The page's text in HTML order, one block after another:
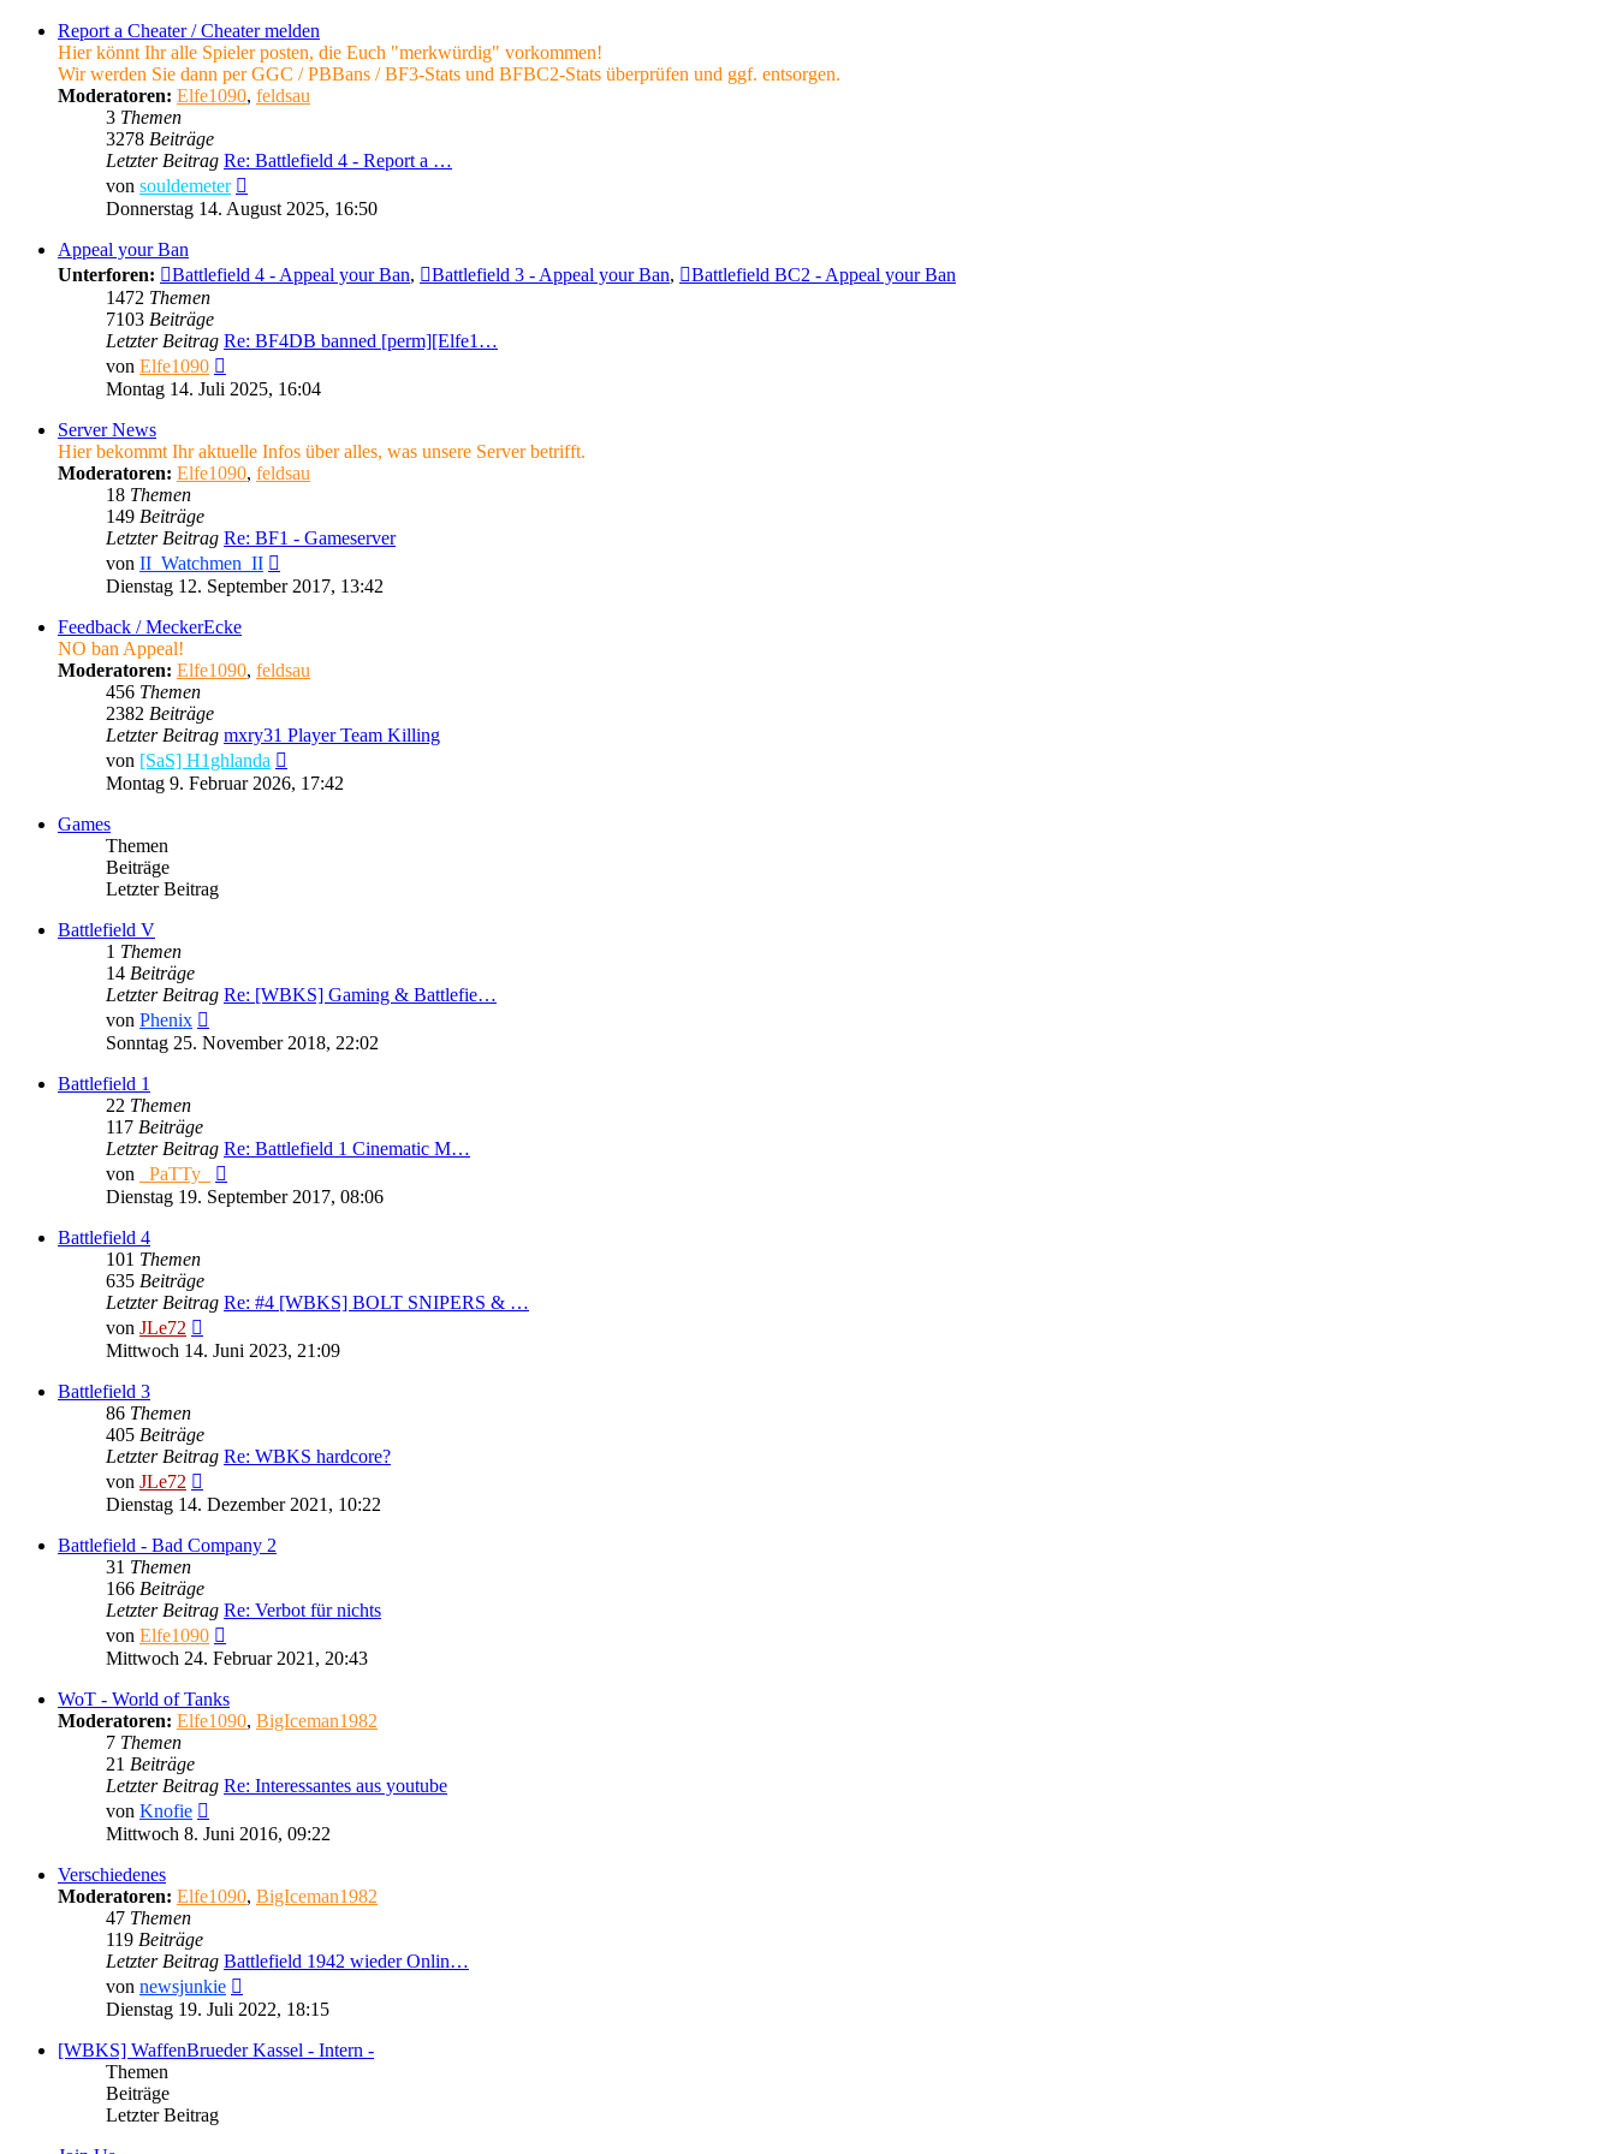
Report a Cheater / Cheater melden
Hier könnt Ihr alle Spieler posten, die Euch "merkwürdig" vorkommen!
Wir werden Sie dann per GGC / PBBans / BF3-Stats und BFBC2-Stats überprüfen und ggf. entsorgen.
Moderatoren: Elfe1090, feldsau
3 Themen
3278 Beiträge
Letzter Beitrag Re: Battlefield 4 - Report a …
von souldemeter
Beitrag
Donnerstag 14. August 2025, 16:50
Appeal your Ban
Unterforen:
Battlefield 4 - Appeal your Ban, Battlefield 3 - Appeal your Ban,
Battlefield BC2 - Appeal your Ban
1472 Themen
7103 Beiträge
Letzter Beitrag Re: BF4DB banned [perm][Elfe1…
von Elfe1090
Beitrag
Montag 14. Juli 2025, 16:04
Server News
Hier bekommt Ihr aktuelle Infos über alles, was unsere Server betrifft.
Moderatoren: Elfe1090, feldsau
18 Themen
149 Beiträge
Letzter Beitrag Re: BF1 - Gameserver
von II_Watchmen_II
Beitrag
Dienstag 12. September 2017, 13:42
Feedback / MeckerEcke
NO ban Appeal!
Moderatoren: Elfe1090, feldsau
456 Themen
2382 Beiträge
Letzter Beitrag mxry31 Player Team Killing
von [SaS] H1ghlanda
Beitrag
Montag 9. Februar 2026, 17:42
Games
Themen
Beiträge
Letzter Beitrag
Battlefield V
1 Themen
14 Beiträge
Letzter Beitrag Re: [WBKS] Gaming & Battlefie…
von Phenix
Beitrag
Sonntag 25. November 2018, 22:02
Battlefield 1
22 Themen
117 Beiträge
Letzter Beitrag Re: Battlefield 1 Cinematic M…
von
_PaTTy_
Beitrag
Dienstag 19. September 2017, 08:06
Battlefield 4
101 Themen
635 Beiträge
Letzter Beitrag Re: #4 [WBKS] BOLT SNIPERS & …
von JLe72
Beitrag
Mittwoch 14. Juni 2023, 21:09
Battlefield 3
86 Themen
405 Beiträge
Letzter Beitrag Re: WBKS hardcore?
von JLe72
Beitrag
Dienstag 14. Dezember 2021, 10:22
Battlefield - Bad Company 2
31 Themen
166 Beiträge
Letzter Beitrag Re: Verbot für nichts
von Elfe1090
Beitrag
Mittwoch 24. Februar 2021, 20:43
WoT - World of Tanks
Moderatoren: Elfe1090, BigIceman1982
7 Themen
21 Beiträge
Letzter Beitrag Re: Interessantes aus youtube
von Knofie
Beitrag
Mittwoch 8. Juni 2016, 09:22
Verschiedenes
Moderatoren: Elfe1090, BigIceman1982
47 Themen
119 Beiträge
Letzter Beitrag Battlefield 1942 wieder Onlin…
von newsjunkie
Beitrag
Dienstag 19. Juli 2022, 18:15
[WBKS] WaffenBrueder Kassel - Intern -
Themen
Beiträge
Letzter Beitrag